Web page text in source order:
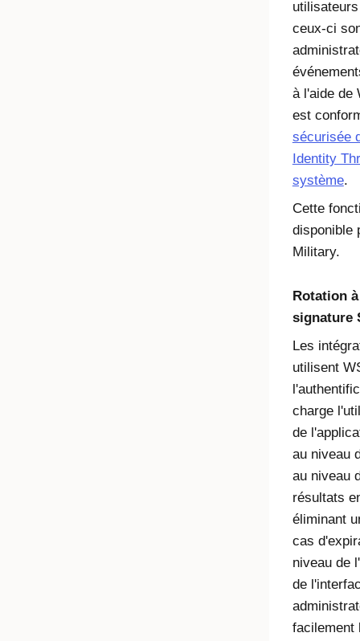
ceux-ci
à l'aide de
est
sécurisée
Identity
système.
Cette
disponible
Military.
Rotation
signature
Les
utilisent
charge
de
au niveau
au niveau
résultats
éliminant
cas
niveau de
de
facilement